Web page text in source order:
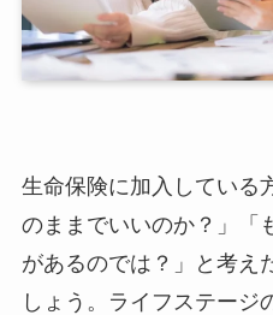
生命保険に加入している
のままでいいのか？」「
があるのでは？」と考え
しょう。ライフステージ